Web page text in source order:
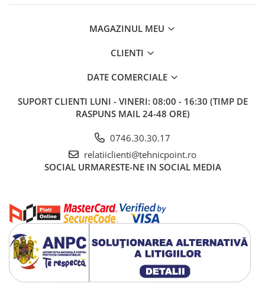
MAGAZINUL MEU
CLIENTI
DATE COMERCIALE
SUPORT CLIENTI LUNI - VINERI: 08:00 - 16:30 (TIMP DE
RASPUNS MAIL 24-48 ORE)
0746.30.30.17
relatiiclienti@tehnicpoint.ro
SOCIAL URMARESTE-NE IN SOCIAL MEDIA